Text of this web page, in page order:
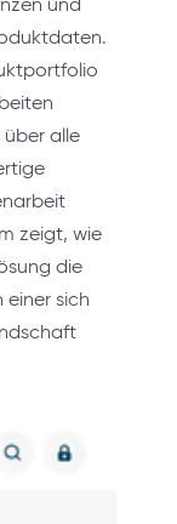
über alle
zeigt, wie
die
sich